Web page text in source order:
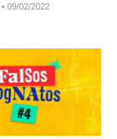
09/02/2022